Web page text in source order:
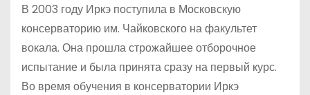
В 2003 году Иркэ поступила в Московскую
консерваторию им. Чайковского на факультет
вокала. Она прошла строжайшее отборочное
испытание и была принята сразу на первый курс.
Во время обучения в консерватории Иркэ